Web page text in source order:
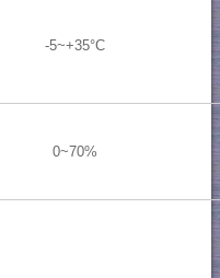
-5~+35°C
0~70%